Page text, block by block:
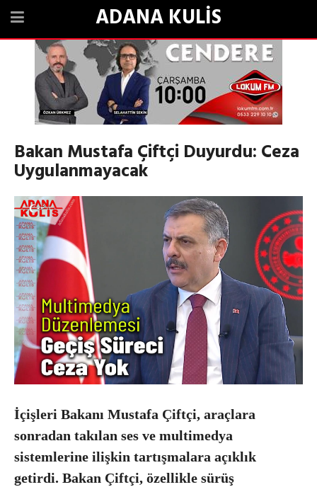
ADANA KULİS
Bakan Mustafa Çiftçi Duyurdu: Ceza
Uygulanmayacak
İçişleri Bakanı Mustafa Çiftçi, araçlara
sonradan takılan ses ve multimedya
sistemlerine ilişkin tartışmalara açıklık
getirdi. Bakan Çiftçi, özellikle sürüş